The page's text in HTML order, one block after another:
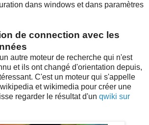
dans windows et dans paramètres
de connection avec les
autre moteur de recherche qui n'est
et ils ont changé d'orientation depuis,
C'est un moteur qui s'appelle
et wikimedia pour créer une
regarder le résultat d'un qwiki sur